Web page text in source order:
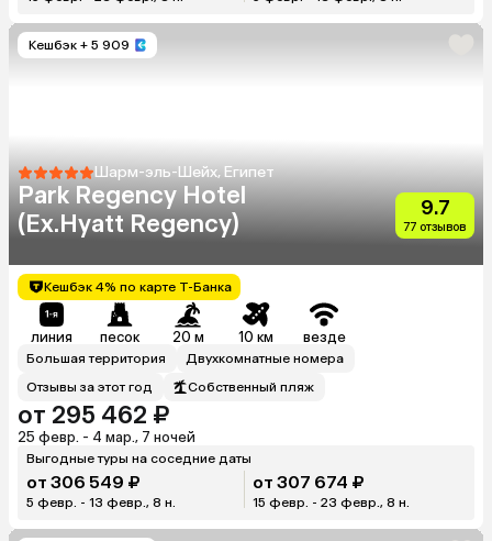
Кешбэк + 5 909
Шарм-эль-Шейх, Египет
Park Regency Hotel
(Ex.Hyatt Regency)
9.7
77 отзывов
Кешбэк 4% по карте Т-Банка
линия песок 20 м 10 км везде
Большая территория
Двухкомнатные номера
Отзывы за этот год
Собственный пляж
от 295 462 ₽
25 февр. - 4 мар., 7 ночей
Выгодные туры на соседние даты
от 306 549 ₽
5 февр. - 13 февр., 8 н.
от 307 674 ₽
15 февр. - 23 февр., 8 н.